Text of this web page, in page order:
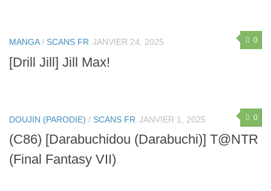
0
MANGA/ SCANS FR JANVIER 24, 2025
[Drill Jill] Jill Max!
0
DOUJIN (PARODIE) / SCANS FR JANVIER 1, 2025
(C86) [Darabuchidou (Darabuchi)] T@NTR
(Final Fantasy VII)